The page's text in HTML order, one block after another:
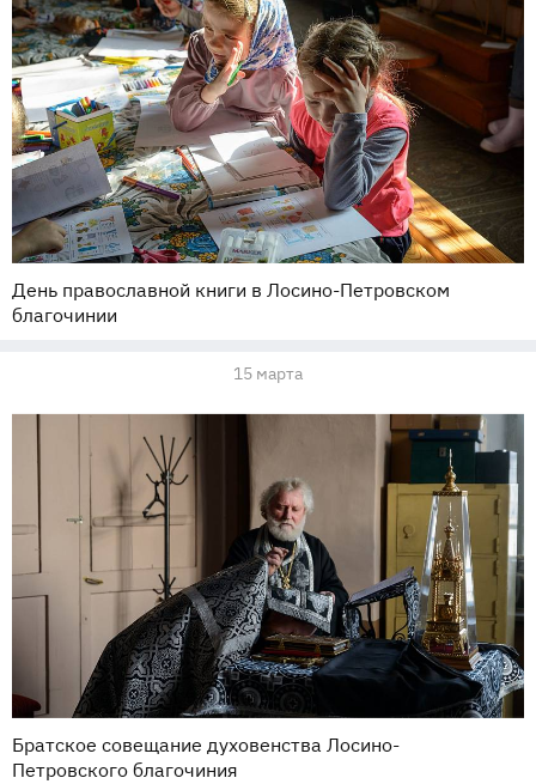
День православной книги в Лосино-Петровском
благочинии
15 марта
Братское совещание духовенства Лосино-
Петровского благочиния